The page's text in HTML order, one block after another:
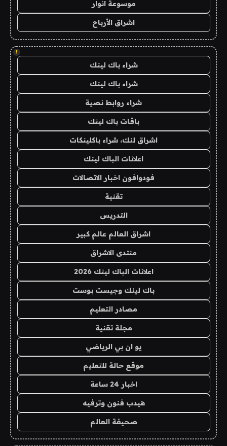
موسوعة انوار
اشراق الأرباح
!
شراء باك لينك
شراء باك لينك
شراء روابط نصية
باقات باك لينك
اشراق لنك، شراء باكلينكات
اعلانات الباك لينك
فودوافون اخبار الاتصالات
تقنية
التدريس
اشراق العالم عالم كبير
منتدى الاشراق
اعلانات الباك لينك 2026
باك لينك وجيست بوست
مصادر التعليم
مجلة تقنية
يو ان بي الرياضي
موقع حالة للتعليم
اخبار 24 ساعة
هيدب فنون وترفيه
صحيفة العالم